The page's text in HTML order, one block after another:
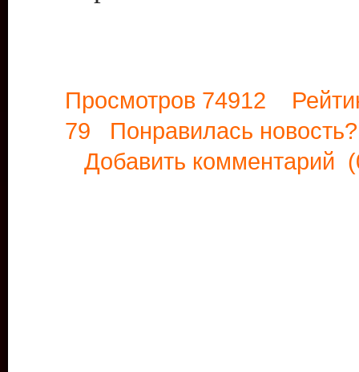
Просмотров 74912
79 Понравилась
Добавить комментарий